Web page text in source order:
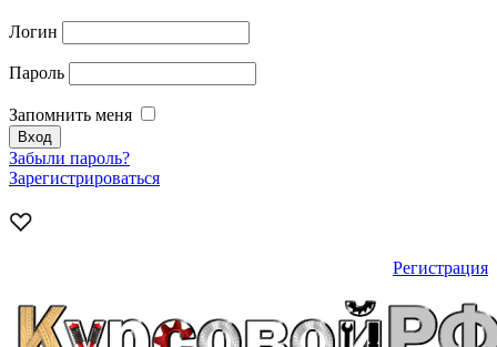
Логин
Пароль
Запомнить меня
Забыли пароль?
Зарегистрироваться
Регистрация